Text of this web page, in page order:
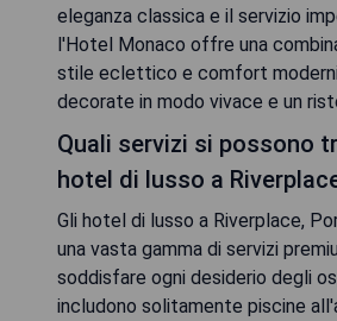
eleganza classica e il servizio
l'Hotel Monaco offre una
stile eclettico e comfort
decorate in modo vivace e un
Quali servizi si possono
hotel di lusso a
Gli hotel di lusso a Riverplace,
una vasta gamma di servizi
soddisfare ogni desiderio degli
includono solitamente piscine